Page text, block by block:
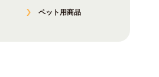
ペット用商品